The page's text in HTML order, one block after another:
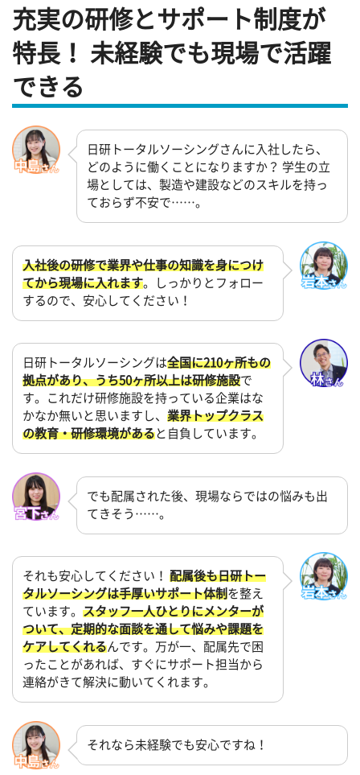
充実の研修とサポート制度が
特長！ 未経験でも現場で活躍
できる
日研トータルソーシングさんに入社したら、
どのように働くことになりますか？ 学生の立
場としては、製造や建設などのスキルを持っ
ておらず不安で……。
入社後の研修で業界や仕事の知識を身につけ
てから現場に入れます。しっかりとフォロー
するので、安心してください！
日研トータルソーシングは全国に210ヶ所もの
拠点があり、うち50ヶ所以上は研修施設で
す。これだけ研修施設を持っている企業はな
かなか無いと思いますし、 業界トップクラス
の教育・研修環境があると自負しています。
でも配属された後、現場ならではの悩みも出
てきそう……。
それも安心してください！ 配属後も日研トー
タルソーシングは手厚いサポート体制を整え
ています。 スタッフ一人ひとりにメンターが
ついて、定期的な面談を通して悩みや課題を
ケアしてくれるんです。万が一、配属先で困
ったことがあれば、すぐにサポート担当から
連絡がきて解決に動いてくれます。
それなら未経験でも安心ですね！